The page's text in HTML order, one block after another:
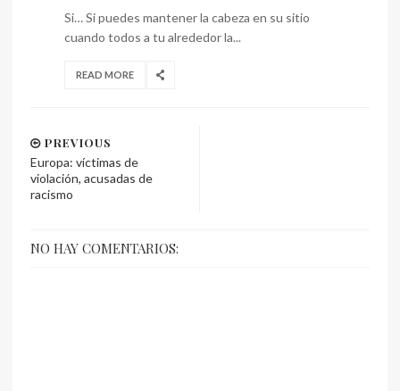
Si… Si puedes mantener la cabeza en su sitio
cuando todos a tu alrededor la...
READ MORE
PREVIOUS
Europa: víctimas de
violación, acusadas de
racismo
NO HAY COMENTARIOS: